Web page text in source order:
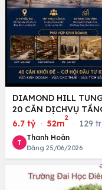
DIAMOND HILL
20 CĂN DỊCHVỤ
6.7 tỷ · 52m
2
· 129
T
Thanh Hoàn
Đăng 25/06/2026